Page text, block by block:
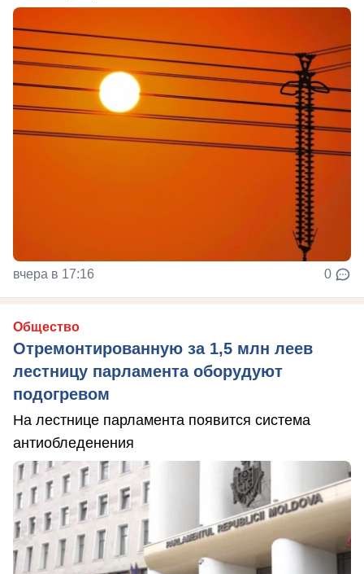
вчера в 17:16 0
Общество
Отремонтированную за 1,5 млн леев
лестницу парламента оборудуют
подогревом
На лестнице парламента появится система
антиобледенения